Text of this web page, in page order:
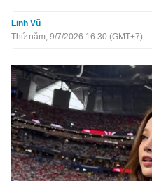
Linh Vũ
Thứ năm, 9/7/2026 16:30 (GMT+7)